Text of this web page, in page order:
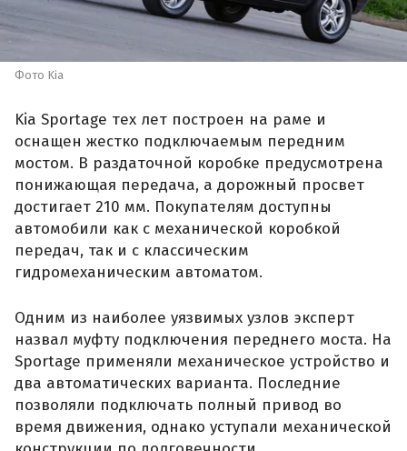
Фото Kia
Kia Sportage тех лет построен на раме и
оснащен жестко подключаемым передним
мостом. В раздаточной коробке предусмотрена
понижающая передача, а дорожный просвет
достигает 210 мм. Покупателям доступны
автомобили как с механической коробкой
передач, так и с классическим
гидромеханическим автоматом.
Одним из наиболее уязвимых узлов эксперт
назвал муфту подключения переднего моста. На
Sportage применяли механическое устройство и
два автоматических варианта. Последние
позволяли подключать полный привод во
время движения, однако уступали механической